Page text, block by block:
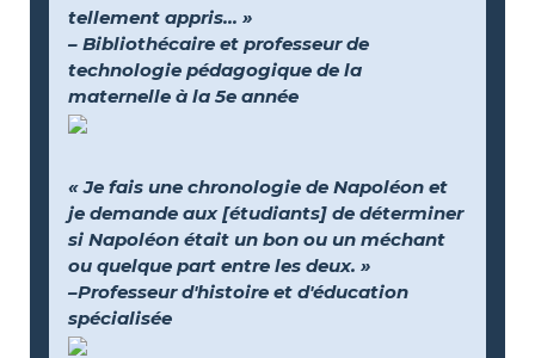
tellement appris... »
– Bibliothécaire et professeur de
technologie pédagogique de la
maternelle à la 5e année
« Je fais une chronologie de Napoléon et
je demande aux [étudiants] de déterminer
si Napoléon était un bon ou un méchant
ou quelque part entre les deux. »
–Professeur d'histoire et d'éducation
spécialisée